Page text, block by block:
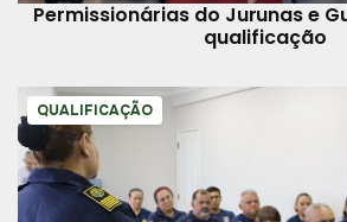
Permissionárias do Jurunas e
qualificação
QUALIFICAÇÃO